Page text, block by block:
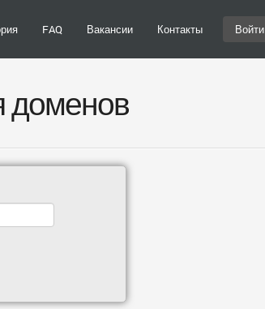
FAQ Вакансии Контакты Войти
доменов